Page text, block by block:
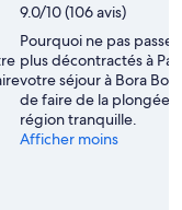
9.0/10 (106 avis)
Pourquoi ne pas
plus décontractés à
votre séjour à Bora
de faire de la plongée
région tranquille.
Afficher moins